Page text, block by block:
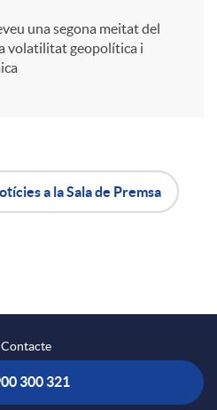
una segona meitat del
volatilitat geopolítica i
a la Sala de Premsa
Contacte
300 321